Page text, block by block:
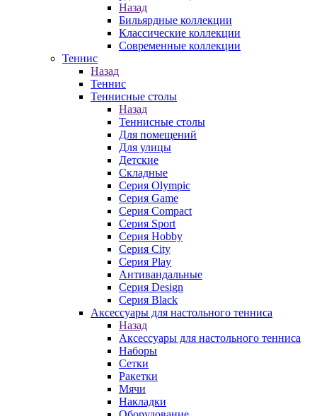
Назад
Бильярдные коллекции
Классические коллекции
Современные коллекции
Теннис
Назад
Теннис
Теннисные столы
Назад
Теннисные столы
Для помещений
Для улицы
Детские
Складные
Серия Olympic
Серия Game
Серия Compact
Серия Sport
Серия Hobby
Серия City
Серия Play
Антивандальные
Серия Design
Серия Black
Аксессуары для настольного тенниса
Назад
Аксессуары для настольного тенниса
Наборы
Сетки
Ракетки
Мячи
Накладки